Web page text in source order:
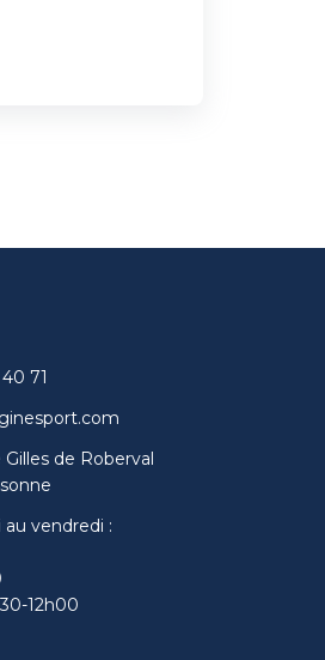
71
Gilles de Roberval
au vendredi :
12h00